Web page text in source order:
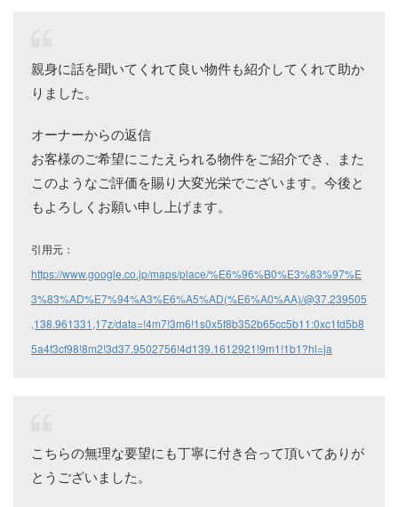
親身に話を聞いてくれて良い物件も紹介してくれて助か
りました。
オーナーからの返信
お客様のご希望にこたえられる物件をご紹介でき、また
このようなご評価を賜り大変光栄でございます。今後と
もよろしくお願い申し上げます。
引用元：
https://www.google.co.jp/maps/place/%E6%96%B0%E3%83%97%E
3%83%AD%E7%94%A3%E6%A5%AD(%E6%A0%AA)/@37.239505
,138.961331,17z/data=!4m7!3m6!1s0x5f8b352b65cc5b11:0xc1fd5b8
5a4f3cf98!8m2!3d37.9502756!4d139.1612921!9m1!1b1?hl=ja
こちらの無理な要望にも丁寧に付き合って頂いてありが
とうございました。